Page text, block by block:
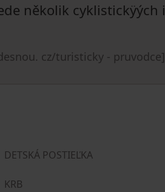
několik cyklistickÿých i
cz/turisticky - pruvodce]
DETSKÁ POSTIEĽKA
KRB